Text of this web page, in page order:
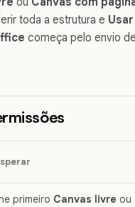
toda a estrutura e Usar
começa pelo envio
primeiro Canvas livre ou